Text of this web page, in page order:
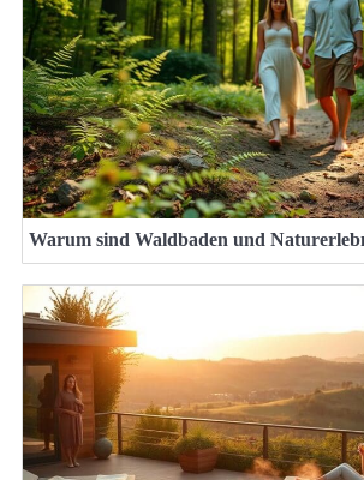
Warum sind Waldbaden und